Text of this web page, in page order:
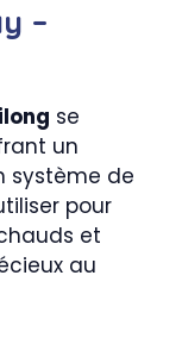
–
se
un
système de
pour
et
au